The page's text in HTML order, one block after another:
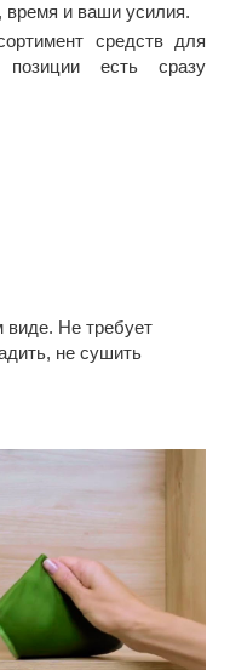
время и ваши усилия.
средств для
есть сразу
виде. Не требует
не сушить